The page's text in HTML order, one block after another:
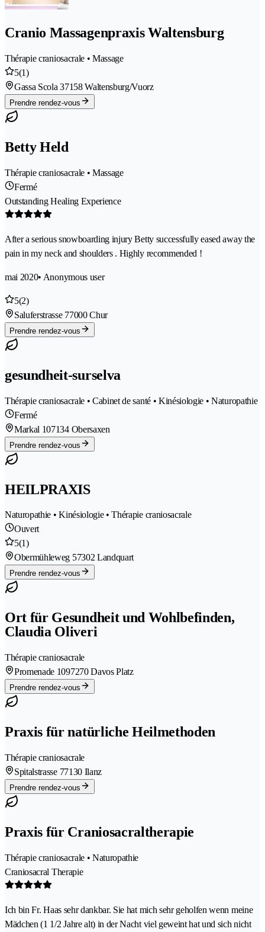
Cranio Massagenpraxis Waltensburg
Thérapie craniosacrale • Massage
5(1)
Gassa Scola 37158 Waltensburg/Vuorz
Prendre rendez-vous
Betty Held
Thérapie craniosacrale • Massage
Fermé
Outstanding Healing Experience
After a serious snowboarding injury Betty successfully eased away the
pain in my neck and shoulders . Highly recommended !
mai 2020• Anonymous user
5(2)
Saluferstrasse 77000 Chur
Prendre rendez-vous
gesundheit-surselva
Thérapie craniosacrale • Cabinet de santé • Kinésiologie • Naturopathie
Fermé
Markal 107134 Obersaxen
Prendre rendez-vous
HEILPRAXIS
Naturopathie • Kinésiologie • Thérapie craniosacrale
Ouvert
5(1)
Obermühleweg 57302 Landquart
Prendre rendez-vous
Ort für Gesundheit und Wohlbefinden,
Claudia Oliveri
Thérapie craniosacrale
Promenade 1097270 Davos Platz
Prendre rendez-vous
Praxis für natürliche Heilmethoden
Thérapie craniosacrale
Spitalstrasse 77130 Ilanz
Prendre rendez-vous
Praxis für Craniosacraltherapie
Thérapie craniosacrale • Naturopathie
Craniosacral Therapie
Ich bin Fr. Haas sehr dankbar. Sie hat mich sehr geholfen wenn meine
Mädchen (1 1/2 Jahre alt) in der Nacht viel geweint hat und sich nicht